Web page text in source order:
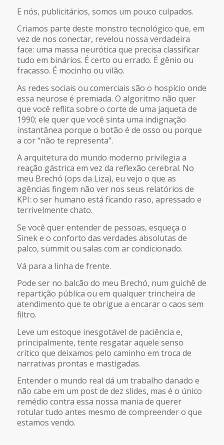
E nós, publicitários, somos um pouco culpados.
Criamos parte deste monstro tecnológico que, em
vez de nos conectar, revelou nossa verdadeira
face: uma massa neurótica que precisa classificar
tudo em binários. É certo ou errado. É gênio ou
fracasso. É mocinho ou vilão.
As redes sociais ou comerciais são o hospício onde
essa neurose é premiada. O algoritmo não quer
que você reflita sobre o corte de uma jaqueta de
1990; ele quer que você sinta uma indignação
instantânea porque o botão é de osso ou porque
a cor “não te representa”.
A arquitetura do mundo moderno privilegia a
reação gástrica em vez da reflexão cerebral. No
meu Brechó (ops da Liza), eu vejo o que as
agências fingem não ver nos seus relatórios de
KPI: o ser humano está ficando raso, apressado e
terrivelmente chato.
Se você quer entender de pessoas, esqueça o
Sinek e o conforto das verdades absolutas de
palco, summit ou salas com ar condicionado.
Vá para a linha de frente.
Pode ser no balcão do meu Brechó, num guichê de
repartição pública ou em qualquer trincheira de
atendimento que te obrigue a encarar o caos sem
filtro.
Leve um estoque inesgotável de paciência e,
principalmente, tente resgatar aquele senso
crítico que deixamos pelo caminho em troca de
narrativas prontas e mastigadas.
Entender o mundo real dá um trabalho danado e
não cabe em um post de dez slides, mas é o único
remédio contra essa nossa mania de querer
rotular tudo antes mesmo de compreender o que
estamos vendo.